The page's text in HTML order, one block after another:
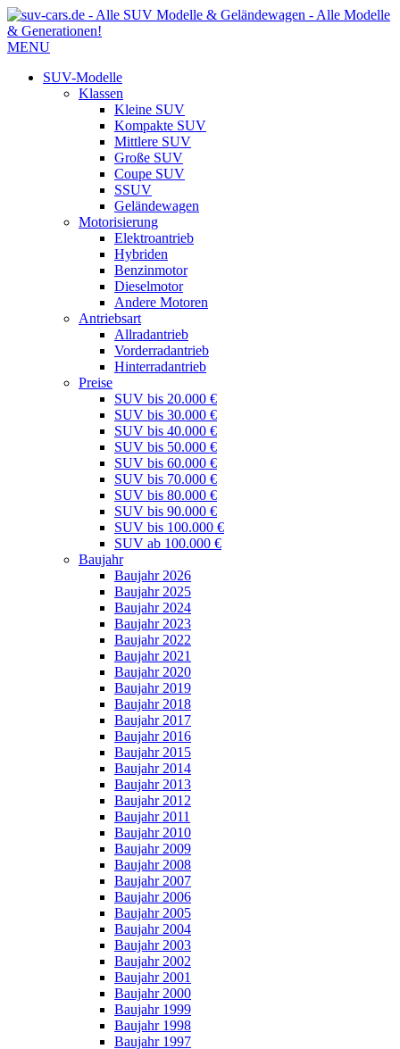
MENU
SUV-Modelle
Klassen
Kleine SUV
Kompakte SUV
Mittlere SUV
Große SUV
Coupe SUV
SSUV
Geländewagen
Motorisierung
Elektroantrieb
Hybriden
Benzinmotor
Dieselmotor
Andere Motoren
Antriebsart
Allradantrieb
Vorderradantrieb
Hinterradantrieb
Preise
SUV bis 20.000 €
SUV bis 30.000 €
SUV bis 40.000 €
SUV bis 50.000 €
SUV bis 60.000 €
SUV bis 70.000 €
SUV bis 80.000 €
SUV bis 90.000 €
SUV bis 100.000 €
SUV ab 100.000 €
Baujahr
Baujahr 2026
Baujahr 2025
Baujahr 2024
Baujahr 2023
Baujahr 2022
Baujahr 2021
Baujahr 2020
Baujahr 2019
Baujahr 2018
Baujahr 2017
Baujahr 2016
Baujahr 2015
Baujahr 2014
Baujahr 2013
Baujahr 2012
Baujahr 2011
Baujahr 2010
Baujahr 2009
Baujahr 2008
Baujahr 2007
Baujahr 2006
Baujahr 2005
Baujahr 2004
Baujahr 2003
Baujahr 2002
Baujahr 2001
Baujahr 2000
Baujahr 1999
Baujahr 1998
Baujahr 1997